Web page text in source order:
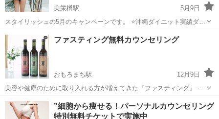
美栄橋駅
5月9日
スタイリッシュの5月のキャンペーンです。 ⭐️沖縄ダイエット実績ダン
トツNo.1ジム・スタイリッシュ⭐️ 3か月で、−20kgのダイエットの成功
者を、ぞくぞく出しているスタイリッシュのトレーニングを体験して
みませんか？ ...
那覇市 その他
ファスティング無料カウンセリング
おもろまち駅
12月9日
美容や健康のために取り入れる方が増えてきた『ファスティング』 一
定期間、水と酵素ドリンクだけで過ごすことで消化器官を休ませて、
さらにデトックス効果も高めるダイエット方法です 身体全体の働きを
サポートするものなので、ダイエッ...
沖縄 那覇市 おもろまち駅 その他 ファスティング
”細胞から痩せる！パーソナルカウンセリング
特別無料チケットで実施中